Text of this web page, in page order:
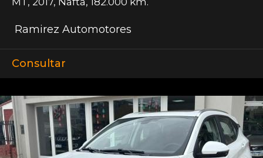
Ramirez Automotores
Consultar